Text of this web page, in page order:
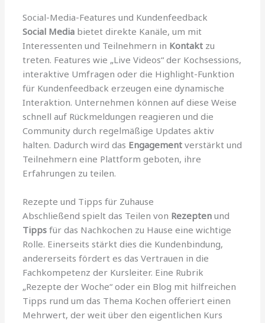
Social-Media-Features und Kundenfeedback
Social Media bietet direkte Kanäle, um mit
Interessenten und Teilnehmern in Kontakt zu
treten. Features wie „Live Videos“ der Kochsessions,
interaktive Umfragen oder die Highlight-Funktion
für Kundenfeedback erzeugen eine dynamische
Interaktion. Unternehmen können auf diese Weise
schnell auf Rückmeldungen reagieren und die
Community durch regelmäßige Updates aktiv
halten. Dadurch wird das Engagement verstärkt und
Teilnehmern eine Plattform geboten, ihre
Erfahrungen zu teilen.
Rezepte und Tipps für Zuhause
Abschließend spielt das Teilen von Rezepten und
Tipps für das Nachkochen zu Hause eine wichtige
Rolle. Einerseits stärkt dies die Kundenbindung,
andererseits fördert es das Vertrauen in die
Fachkompetenz der Kursleiter. Eine Rubrik
„Rezepte der Woche“ oder ein Blog mit hilfreichen
Tipps rund um das Thema Kochen offeriert einen
Mehrwert, der weit über den eigentlichen Kurs